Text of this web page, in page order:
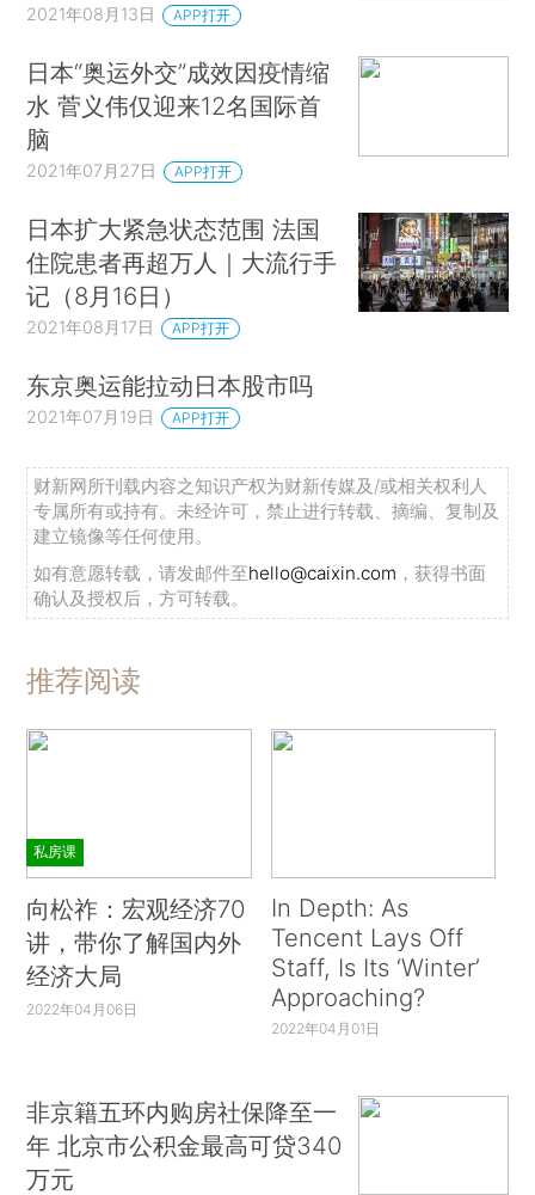
2021年08月13日 APP打开
日本“奥运外交”成效因疫情缩
水 菅义伟仅迎来12名国际首
脑
2021年07月27日 APP打开
日本扩大紧急状态范围 法国
住院患者再超万人｜大流行手
记（8月16日）
2021年08月17日 APP打开
东京奥运能拉动日本股市吗
2021年07月19日 APP打开
财新网所刊载内容之知识产权为财新传媒及/或相关权利人
专属所有或持有。未经许可，禁止进行转载、摘编、复制及
建立镜像等任何使用。
如有意愿转载，请发邮件至hello@caixin.com ，获得书面
确认及授权后，方可转载。
推荐阅读
私房课
向松祚：宏观经济70
讲，带你了解国内外
经济大局
2022年04月06日
In Depth: As
Tencent Lays Off
Staff, Is Its ‘Winter’
Approaching?
2022年04月01日
非京籍五环内购房社保降至一
年 北京市公积金最高可贷340
万元